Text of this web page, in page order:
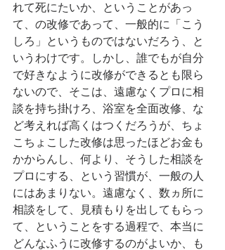
れて死にたいか、ということがあっ
て、の改修であって、一般的に「こう
しろ」というものではないだろう、と
いうわけです。しかし、誰でもが自分
で好きなように改修ができるとも限ら
ないので、そこは、遠慮なくプロに相
談を持ち掛けろ、浴室を全面改修、な
ど考えれば高くはつくだろうが、ちょ
こちょこした改修は思ったほどお金も
かからんし、何より、そうした相談を
プロにする、という習慣が、一般の人
にはあまりない。遠慮なく、数ヵ所に
相談をして、見積もりを出してもらっ
て、ということをする過程で、本当に
どんなふうに改修するのがよいか、も